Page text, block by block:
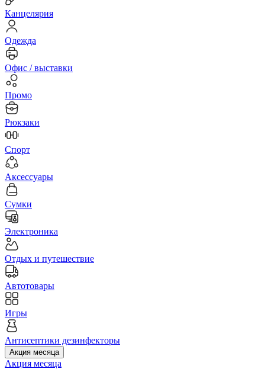
Канцелярия
Одежда
Офис / выставки
Промо
Рюкзаки
Спорт
Аксессуары
Сумки
Электроника
Отдых и путешествие
Автотовары
Игры
Антисептики дезинфекторы
Акция месяца
Акция месяца